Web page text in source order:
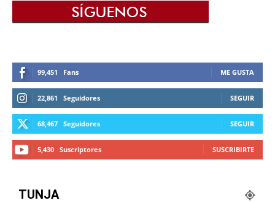
99,451 Fans ME GUSTA
22,861 Seguidores SEGUIR
68,467 Seguidores SEGUIR
5,430 Suscriptores SUSCRIBIRTE
TUNJA